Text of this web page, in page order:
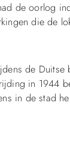
de oorlog
die de
de Duitse
in 1944
in de stad